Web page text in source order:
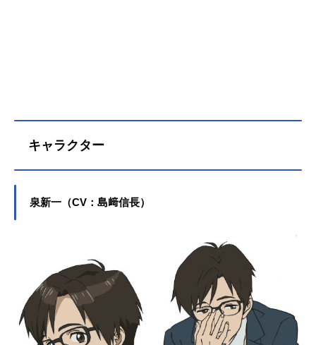
キャラクター
泉新一（CV：島﨑信長）